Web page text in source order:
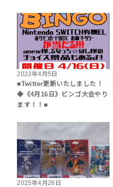
2023年4月5日
■Twitter更新いたしました！
◆《4月16日》ビンゴ大会やり
ます！！■
2025年4月26日